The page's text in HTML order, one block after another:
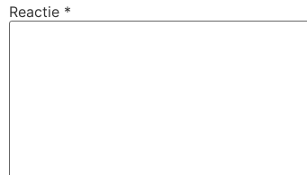
Reactie *